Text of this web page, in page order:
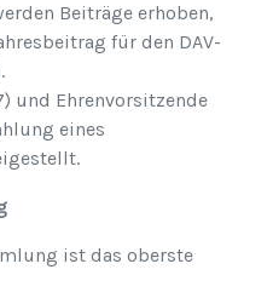
Beiträge erhoben,
für den DAV-
und Ehrenvorsitzende
eines
ist das oberste